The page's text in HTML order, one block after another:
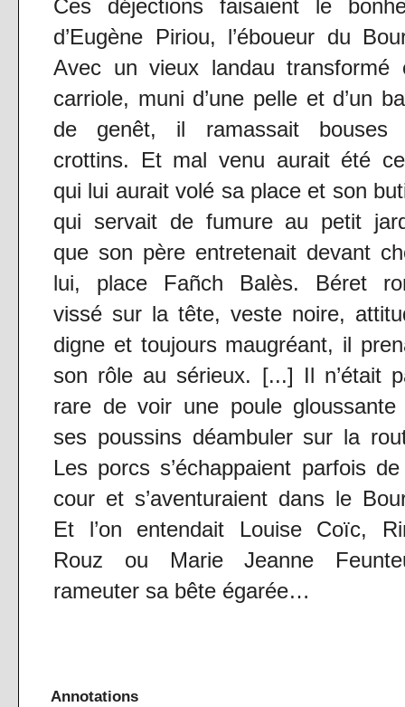
Ces déjections faisaient le
d’Eugène Piriou, l’éboueur du
Avec un vieux landau transformé
carriole, muni d’une pelle et d’un
de genêt, il ramassait bouses
crottins. Et mal venu aurait été
qui lui aurait volé sa place et son
qui servait de fumure au petit
que son père entretenait devant
lui, place Fañch Balès. Béret
vissé sur la tête, veste noire,
digne et toujours maugréant, il
son rôle au sérieux. [...] Il n’était
rare de voir une poule gloussante
ses poussins déambuler sur la
Les porcs s’échappaient parfois
cour et s’aventuraient dans le
Et l’on entendait Louise Coïc,
Rouz ou Marie Jeanne
rameuter sa bête égarée…
Annotations